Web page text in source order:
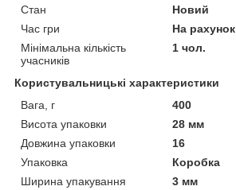
Стан
Новий
Час гри
На рахунок
Мінімальна кількість
учасників
1 чол.
Користувальницькі характеристики
Вага, г
400
Висота упаковки
28 мм
Довжина упаковки
16
Упаковка
Коробка
Ширина упакування
3 мм